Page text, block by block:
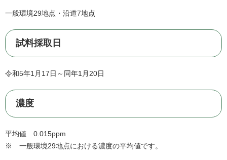
一般環境29地点・沿道7地点
試料採取日
令和5年1月17日～同年1月20日
濃度
平均値 0.015ppm
※ 一般環境29地点における濃度の平均値です。